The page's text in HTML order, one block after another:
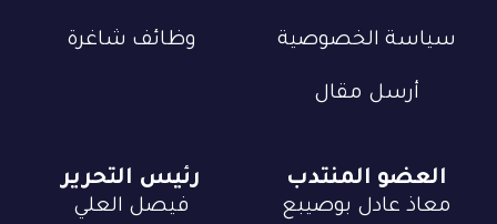
سياسة الخصوصية وظائف شاغرة
أرسل مقال
العضو المنتدب
معاذ عادل بوصيبع
رئيس التحرير
فيصل العلي